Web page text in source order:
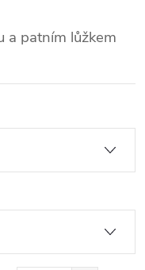
a patním lůžkem